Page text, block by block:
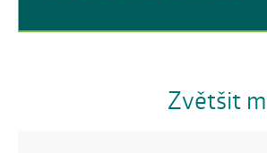
Zvětšit